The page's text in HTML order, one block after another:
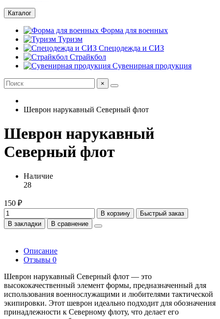
Каталог
Форма для военных
Туризм
Спецодежда и СИЗ
Страйкбол
Сувенирная продукция
×
Шеврон нарукавный Северный флот
Шеврон нарукавный
Северный флот
Наличие
28
150 ₽
В корзину
Быстрый заказ
В закладки
В сравнение
Описание
Отзывы 0
Шеврон нарукавный Северный флот — это
высококачественный элемент формы, предназначенный для
использования военнослужащими и любителями тактической
экипировки. Этот шеврон идеально подходит для обозначения
принадлежности к Северному флоту, что делает его